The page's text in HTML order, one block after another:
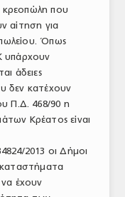
που
αίτηση για
Όπως
υπάρχουν
άδειες
δεν κατέχουν
Π.Δ. 468/90 η
Κρέατος είναι
2013 οι Δήμοι
καταστήματα
να έχουν